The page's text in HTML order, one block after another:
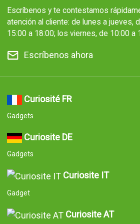
Escríbenos y te contestamos
atención al cliente: de lunes a jueves,
15:00 a 18:00; los viernes, de 10:00 a
Escríbenos ahora
Curiosité FR
Gadgets
Curiosite DE
Gadgets
Curiosite IT
Gadget
Curiosite AT